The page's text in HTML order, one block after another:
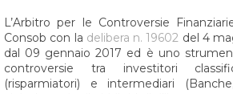
L’Arbitro per le Controversie
Consob con la delibera n. 19602 del 4
dal 09 gennaio 2017 ed è uno
controversie tra investitori
(risparmiatori) e intermediari